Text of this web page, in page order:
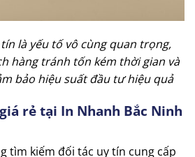
là yếu tố vô cùng quan trọng,
hàng tránh tốn kém thời gian và
bảo hiệu suất đầu tư hiệu quả
rẻ tại In Nhanh Bắc Ninh
tìm kiếm đối tác uy tín cung cấp